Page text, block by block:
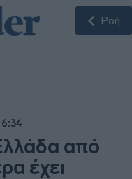
Ροή
από
έχει